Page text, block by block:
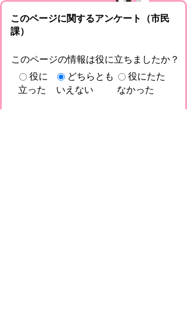
このページに関するアンケート（市民
課）
このページの情報は役に立ちましたか？
役に
立った
どちらとも
いえない
役にたた
なかった